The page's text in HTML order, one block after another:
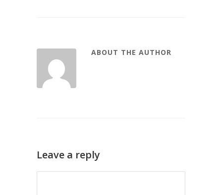
ABOUT THE AUTHOR
Leave a reply